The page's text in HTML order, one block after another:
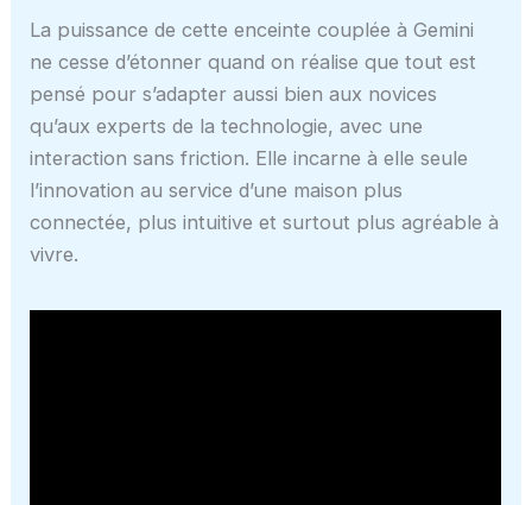
La puissance de cette enceinte couplée à Gemini
ne cesse d’étonner quand on réalise que tout est
pensé pour s’adapter aussi bien aux novices
qu’aux experts de la technologie, avec une
interaction sans friction. Elle incarne à elle seule
l’innovation au service d’une maison plus
connectée, plus intuitive et surtout plus agréable à
vivre.